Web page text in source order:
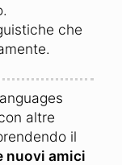
che
altre
il
nuovi amici